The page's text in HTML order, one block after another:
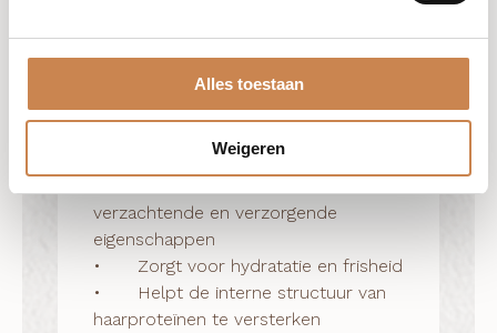
Alles toestaan
Weigeren
Voordelen
keratine
hydrolipide barrière van het haar
verzachtende en verzorgende
eigenschappen
•	Zorgt voor hydratatie en frisheid
•	Helpt de interne structuur van
haarproteïnen te versterken